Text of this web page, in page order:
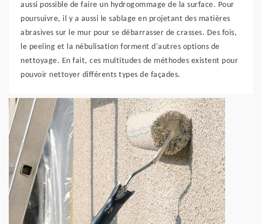
aussi possible de faire un hydrogommage de la surface. Pour
poursuivre, il y a aussi le sablage en projetant des matières
abrasives sur le mur pour se débarrasser de crasses. Des fois,
le peeling et la nébulisation forment d'autres options de
nettoyage. En fait, ces multitudes de méthodes existent pour
pouvoir nettoyer différents types de façades.